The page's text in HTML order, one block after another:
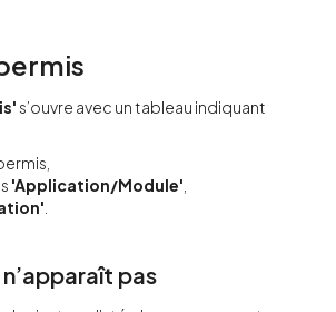
s’ouvre avec un tableau indiquant
'Application/Module'
pas